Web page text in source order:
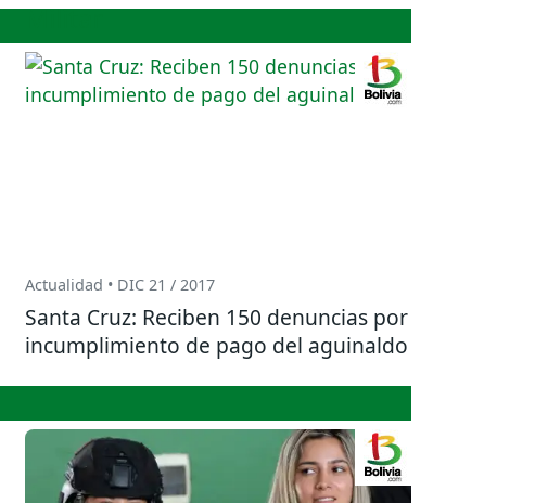
Actualidad • DIC 21 / 2017
Santa Cruz: Reciben 150 denuncias por
incumplimiento de pago del aguinaldo